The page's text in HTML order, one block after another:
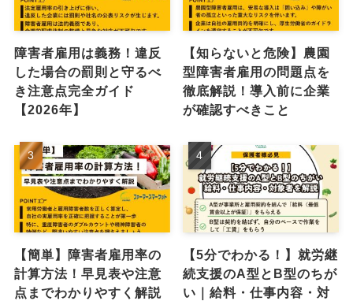
障害者雇用は義務！違反
した場合の罰則と守るべ
き注意点完全ガイド
【2026年】
【知らないと危険】農園
型障害者雇用の問題点を
徹底解説！導入前に企業
が確認すべきこと
【簡単】障害者雇用率の
計算方法！早見表や注意
点までわかりやすく解説
【5分でわかる！】就労継
続支援のA型とB型のちが
い｜給料・仕事内容・対